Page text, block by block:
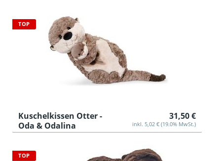
:
TOP
Kuschelkissen Otter -
Oda & Odalina
31,50 €
inkl. 5,02 € (19.0% MwSt.)
TOP